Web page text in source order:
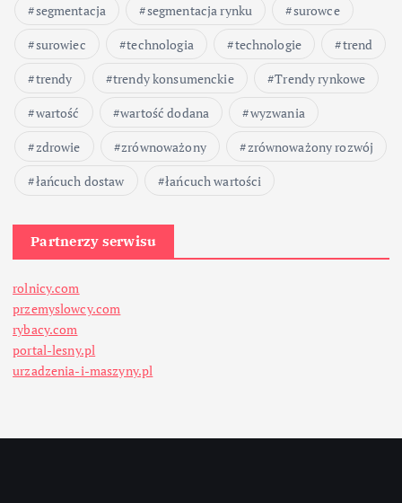
segmentacja
segmentacja rynku
surowce
surowiec
technologia technologie
trend
trendy
trendy konsumenckie
Trendy rynkowe
wartość
wartość dodana
wyzwania
zdrowie
zrównoważony
zrównoważony rozwój
łańcuch dostaw
łańcuch wartości
Partnerzy serwisu
rolnicy.com
przemyslowcy.com
rybacy.com
portal-lesny.pl
urzadzenia-i-maszyny.pl